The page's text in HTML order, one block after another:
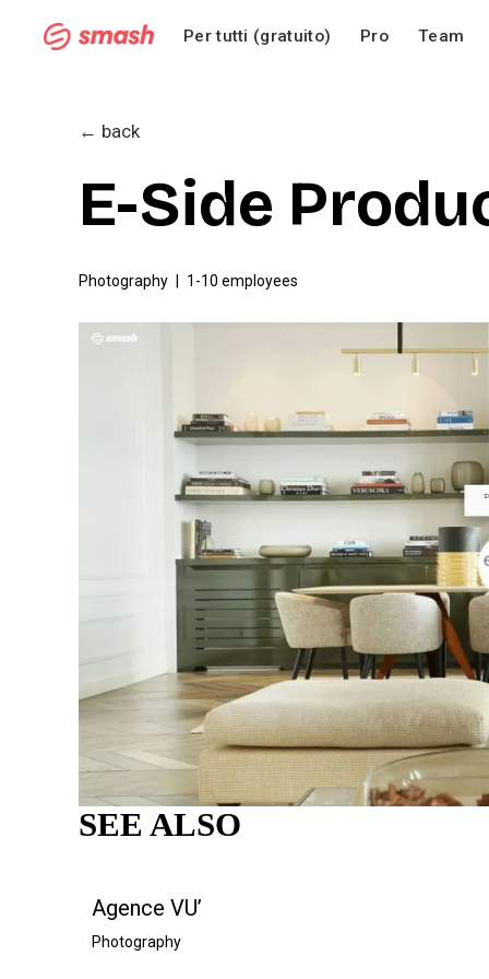
Per tutti (gratuito) Pro Team
E-Side
← back
Photography 1-10 employees
SEE ALSO
Agence VU’
Photography